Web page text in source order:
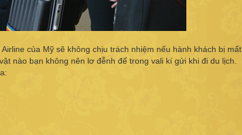
của Mỹ sẽ không chịu trách nhiệm nếu hành khách bị mất
nào bạn không nên lơ đễnh để trong vali kí gửi khi đi du lịch.